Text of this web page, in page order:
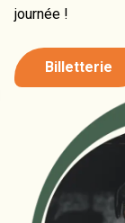
journée !
Billetterie